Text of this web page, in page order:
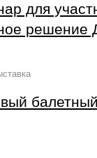
для
решение